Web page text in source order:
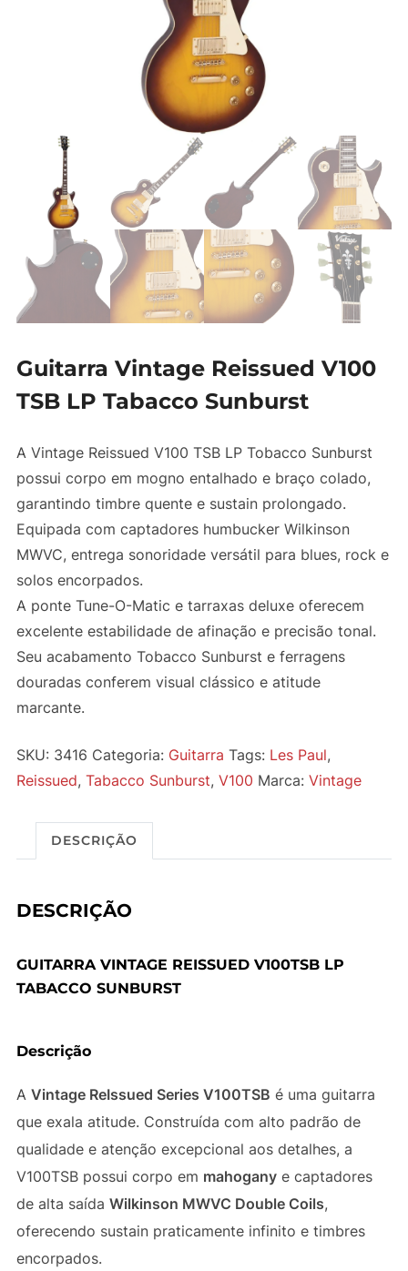
Guitarra Vintage Reissued V100
TSB LP Tabacco Sunburst
A Vintage Reissued V100 TSB LP Tobacco Sunburst
possui corpo em mogno entalhado e braço colado,
garantindo timbre quente e sustain prolongado.
Equipada com captadores humbucker Wilkinson
MWVC, entrega sonoridade versátil para blues, rock e
solos encorpados.
A ponte Tune-O-Matic e tarraxas deluxe oferecem
excelente estabilidade de afinação e precisão tonal.
Seu acabamento Tobacco Sunburst e ferragens
douradas conferem visual clássico e atitude
marcante.
SKU: 3416 Categoria: Guitarra Tags: Les Paul,
Reissued, Tabacco Sunburst, V100 Marca: Vintage
DESCRIÇÃO
DESCRIÇÃO
GUITARRA VINTAGE REISSUED V100TSB LP
TABACCO SUNBURST
Descrição
A Vintage ReIssued Series V100TSB é uma guitarra
que exala atitude. Construída com alto padrão de
qualidade e atenção excepcional aos detalhes, a
V100TSB possui corpo em mahoganye captadores
de alta saída Wilkinson MWVC Double Coils,
oferecendo sustain praticamente infinito e timbres
encorpados.